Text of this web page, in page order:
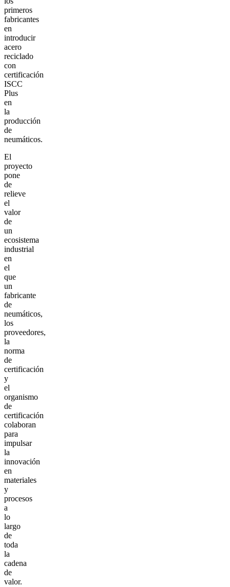
primeros
fabricantes
en
introducir
acero
reciclado
con
certificación
ISCC
Plus
en
la
producción
de
neumáticos.
El
proyecto
pone
de
relieve
el
valor
de
un
ecosistema
industrial
en
el
que
un
fabricante
de
neumáticos,
los
proveedores,
la
norma
de
certificación
y
el
organismo
de
certificación
colaboran
para
impulsar
la
innovación
en
materiales
y
procesos
a
lo
largo
de
toda
la
cadena
de
valor.